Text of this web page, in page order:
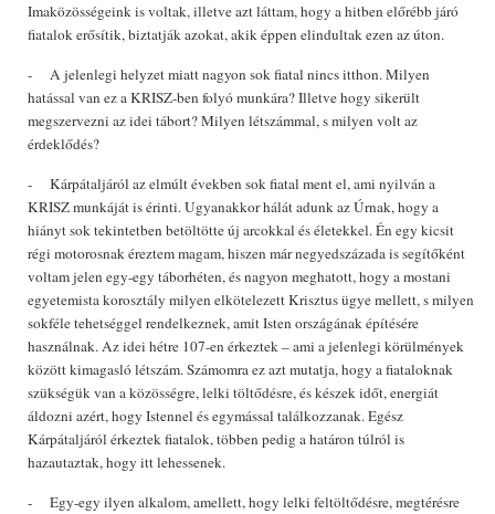
Imaközösségeink is voltak, illetve azt láttam, hogy a hitben előrébb járó
fiatalok erősítik, biztatják azokat, akik éppen elindultak ezen az úton.
- A jelenlegi helyzet miatt nagyon sok fiatal nincs itthon. Milyen
hatással van ez a KRISZ-ben folyó munkára? Illetve hogy sikerült
megszervezni az idei tábort? Milyen létszámmal, s milyen volt az
érdeklődés?
- Kárpátaljáról az elmúlt években sok fiatal ment el, ami nyilván a
KRISZ munkáját is érinti. Ugyanakkor hálát adunk az Úrnak, hogy a
hiányt sok tekintetben betöltötte új arcokkal és életekkel. Én egy kicsit
régi motorosnak éreztem magam, hiszen már negyedszázada is segítőként
voltam jelen egy-egy táborhéten, és nagyon meghatott, hogy a mostani
egyetemista korosztály milyen elkötelezett Krisztus ügye mellett, s milyen
sokféle tehetséggel rendelkeznek, amit Isten országának építésére
használnak. Az idei hétre 107-en érkeztek – ami a jelenlegi körülmények
között kimagasló létszám. Számomra ez azt mutatja, hogy a fiataloknak
szükségük van a közösségre, lelki töltődésre, és készek időt, energiát
áldozni azért, hogy Istennel és egymással találkozzanak. Egész
Kárpátaljáról érkeztek fiatalok, többen pedig a határon túlról is
hazautaztak, hogy itt lehessenek.
- Egy-egy ilyen alkalom, amellett, hogy lelki feltöltődésre, megtérésre